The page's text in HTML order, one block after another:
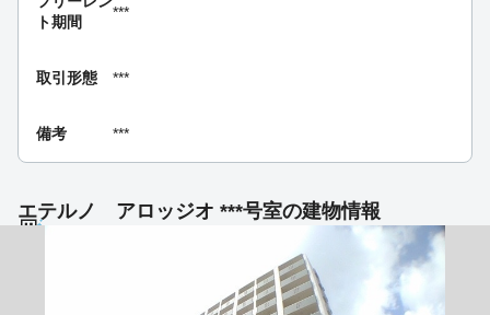
ト期間
***
取引形態 ***
備考 ***
エテルノ アロッジオ ***号室の建物情報